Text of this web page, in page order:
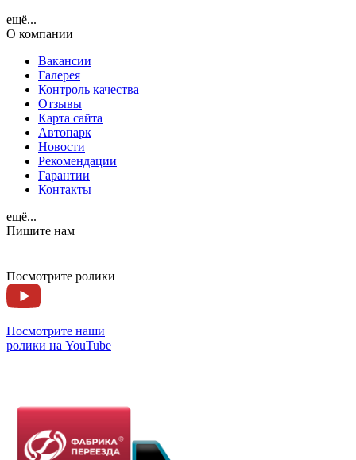
ещё...
О компании
Вакансии
Галерея
Контроль качества
Отзывы
Карта сайта
Автопарк
Новости
Рекомендации
Гарантии
Контакты
ещё...
Пишите нам
Посмотрите ролики
Посмотрите наши
ролики на YouTube